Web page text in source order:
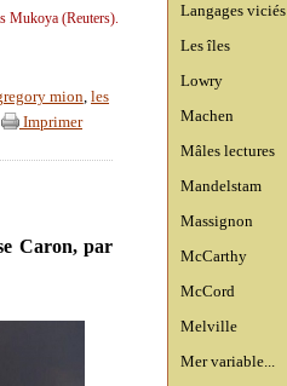
Langages viciés
Les îles
Lowry
Machen
Mâles lectures
Mandelstam
Massignon
McCarthy
McCord
Melville
Mer variable...
Mukoya (Reuters).
mion,les
Imprimer
Caron, par